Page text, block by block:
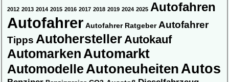
2012 2013 2014 2015 2016 2017 2018 2019 2024 2025 Autofahren
Autofahrer Autofahrer Ratgeber Autofahrer
Tipps AutoherstellerAutokauf
Automarken Automarkt
Automodelle AutoneuheitenAutos